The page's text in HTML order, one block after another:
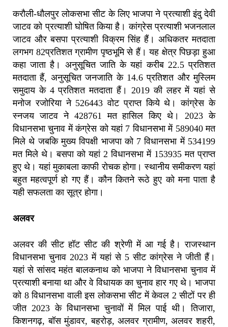
करौली-धौलपुर लोकसभा सीट के लिए भाजपा ने प्रत्याशी इंदु देवी
जाटव को प्रत्याशी घोषित किया है। कांग्रेस प्रत्याशी भजनलाल
जाटव और बसपा प्रत्याशी विक्रम सिंह हैं। अधिकतर मतदाता
लगभग 82प्रतिशत ग्रामीण पृष्ठभूमि से हैं। यह क्षेत्र पिछड़ा हुआ
कहा जाता है। अनुसूचित जाति के यहां करीब 22.5 प्रतिशत
मतदाता हैं, अनुसूचित जनजाति के 14.6 प्रतिशत और मुस्लिम
समुदाय के 4 प्रतिशत मतदाता हैं। 2019 की लहर में यहां से
मनोज रजोरिया ने 526443 वोट प्राप्त किये थे। कांग्रेस के
स्नजय जाटव ने 428761 मत हासिल किए थे। 2023 के
विधानसभा चुनाव में कंग्रेस को यहां 7 विधानसभा में 589040 मत
मिले थे जबकि मुख्य विपक्षी भाजपा को 7 विधानसभा में 534199
मत मिले थे। बसपा को यहां 2 विधानसभा में 153935 मत प्राप्त
हुए थे। यहां मुकाबला काफी रोचक होगा। स्थानीय समीकरण यहां
बहुत महत्वपूर्ण हो गए हैं। कौन कितने रूठे हुए को मना पाता है
यही सफलता का सूत्र होगा।
अलवर
अलवर की सीट हॉट सीट की श्रेणी में आ गई है। राजस्थान
विधानसभा चुनाव 2023 में यहां से 5 सीट कांग्रेस ने जीती हैं।
यहां से सांसद महंत बालकनाथ को भाजपा ने विधानसभा चुनाव में
प्रत्याशी बनाया था और वे विधायक का चुनाव हार गए थे। भाजपा
को 8 विधानसभा वाली इस लोकसभा सीट में केवल 2 सीटों पर ही
जीत 2023 के विधानसभा चुनावों में मिल पाई थी। तिजारा,
किशनगढ़, बॉस मुंडावर, बहरोड़, अलवर ग्रामीण, अलवर शहरी,